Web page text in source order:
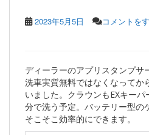
2023年5月5日 コメントを
ディーラーのアプリスタンプサ
洗車実質無料ではなくなってか
いました。クラウンもEXキー
分で洗う予定。バッテリー型の
そこそこ効率的にできます。